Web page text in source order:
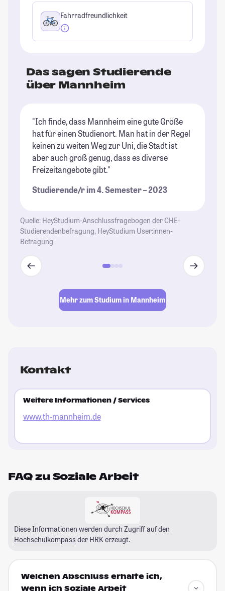
Fahrradfreundlichkeit
Das sagen Studierende
über Mannheim
"Ich finde, dass Mannheim eine gute Größe
hat für einen Studienort. Man hat in der Regel
keinen zu weiten Weg zur Uni, die Stadt ist
aber auch groß genug, dass es diverse
Freizeitangebote gibt."
Studierende/r im 4. Semester – 2023
Quelle: HeyStudium-Anschlussfragebogen der CHE-
Studierendenbefragung, HeyStudium User:innen-
Befragung
Mehr zum Studium in Mannheim
Kontakt
Weitere Informationen / Services
www.th-mannheim.de
FAQ zu Soziale Arbeit
Diese Informationen werden durch Zugriff auf den
Hochschulkompass der HRK erzeugt.
Welchen Abschluss erhalte ich,
wenn ich Soziale Arbeit